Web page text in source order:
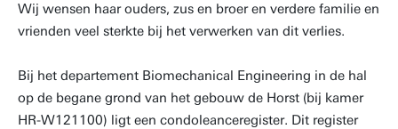
Wij wensen haar ouders, zus en broer en verdere familie en
vrienden veel sterkte bij het verwerken van dit verlies.
Bij het departement Biomechanical Engineering in de hal
op de begane grond van het gebouw de Horst (bij kamer
HR-W121100) ligt een condoleanceregister. Dit register